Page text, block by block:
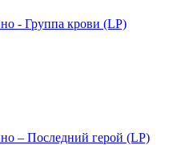
- Группа крови (LP)
– Последний герой (LP)